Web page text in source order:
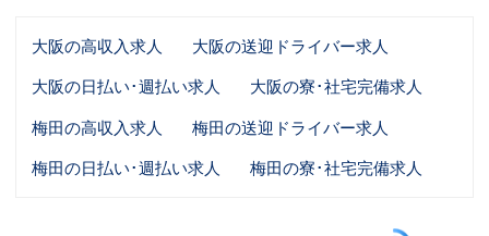
大阪の高収入求人
大阪の送迎ドライバー求人
大阪の日払い･週払い求人
大阪の寮･社宅完備求人
梅田の高収入求人
梅田の送迎ドライバー求人
梅田の日払い･週払い求人
梅田の寮･社宅完備求人